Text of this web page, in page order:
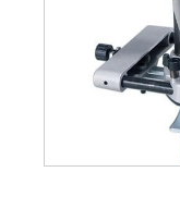
美工刀 / 刀類
銼刀